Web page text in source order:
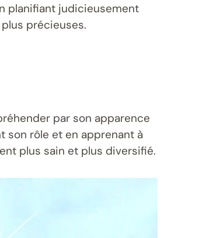
planifiant judicieusement
précieuses.
par son apparence
son rôle et en apprenant à
plus sain et plus diversifié.